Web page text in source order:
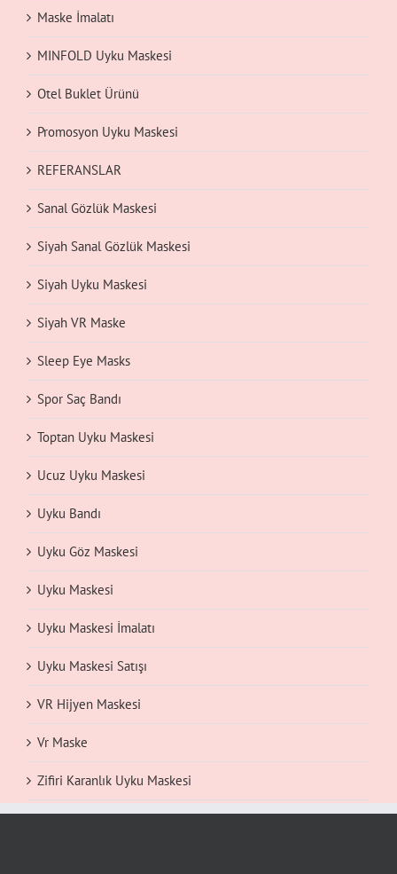
Maske İmalatı
MINFOLD Uyku Maskesi
Otel Buklet Ürünü
Promosyon Uyku Maskesi
REFERANSLAR
Sanal Gözlük Maskesi
Siyah Sanal Gözlük Maskesi
Siyah Uyku Maskesi
Siyah VR Maske
Sleep Eye Masks
Spor Saç Bandı
Toptan Uyku Maskesi
Ucuz Uyku Maskesi
Uyku Bandı
Uyku Göz Maskesi
Uyku Maskesi
Uyku Maskesi İmalatı
Uyku Maskesi Satışı
VR Hijyen Maskesi
Vr Maske
Zifiri Karanlık Uyku Maskesi